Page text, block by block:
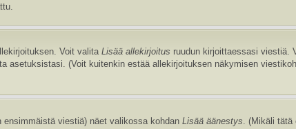
Voit valitaLisää allekirjoitus ruudun kirjoittaessasi viestiä.
(Voit kuitenkin estää allekirjoituksen näkymisen
ensimmäistä viestiä) näet valikossa kohdanLisää äänestys. (Mikäli tätä